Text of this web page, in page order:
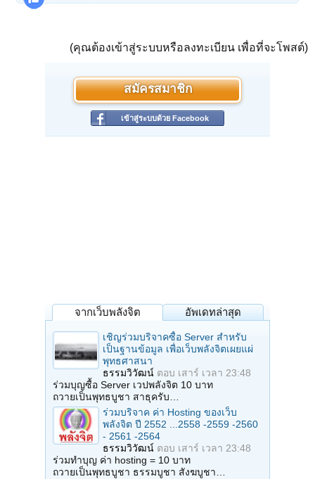
(คุณต้องเข้าสู่ระบบหรือลงทะเบียน เพื่อที่จะโพสต์)
สมัครสมาชิก
เข้าสู่ระบบด้วย Facebook
จากเว็บพลังจิต อัพเดทล่าสุด
เชิญร่วมบริจาคซื้อ Server สำหรับ
เป็นฐานข้อมูล เพื่อเว็บพลังจิตเผยแผ่
พุทธศาสนา
ธรรมวิวัฒน์ ตอบ เสาร์ เวลา 23:48
ร่วมบุญซื้อ Server เวปพลังจิต 10 บาท
ถวายเป็นพุทธบูชา สาธุครับ…
ร่วมบริจาค ค่า Hosting ของเว็บ
พลังจิต ปี 2552 ...2558 -2559 -2560
- 2561 -2564
ธรรมวิวัฒน์ ตอบ เสาร์ เวลา 23:48
ร่วมทำบุญ ค่า hosting = 10 บาท
ถวายเป็นพุทธบูชา ธรรมบูชา สังฆบูชา…